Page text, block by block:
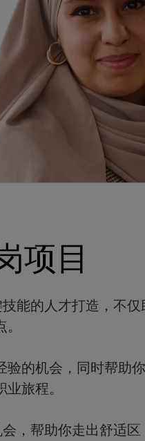
项目
能的人才打造，不
的机会，同时帮助
旅程。
，帮助你走出舒适